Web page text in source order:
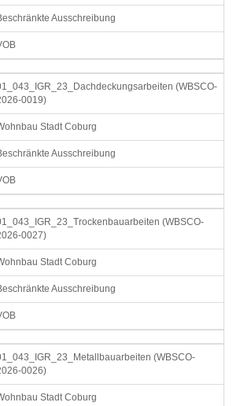
Ausschreibung
(WBSCO-
0019)
Stadt Coburg
Ausschreibung
(WBSCO-
0027)
Stadt Coburg
Ausschreibung
(WBSCO-
0026)
Stadt Coburg